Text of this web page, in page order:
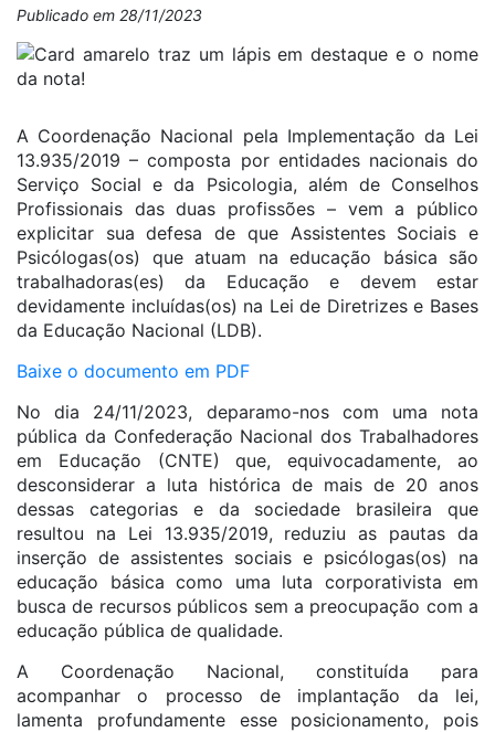
Publicado em 28/11/2023
A Coordenação Nacional pela Implementação da Lei
13.935/2019 – composta por entidades nacionais do
Serviço Social e da Psicologia, além de Conselhos
Profissionais das duas profissões – vem a público
explicitar sua defesa de que Assistentes Sociais e
Psicólogas(os) que atuam na educação básica são
trabalhadoras(es) da Educação e devem estar
devidamente incluídas(os) na Lei de Diretrizes e Bases
da Educação Nacional (LDB).
Baixe o documento em PDF
No dia 24/11/2023, deparamo-nos com uma nota
pública da Confederação Nacional dos Trabalhadores
em Educação (CNTE) que, equivocadamente, ao
desconsiderar a luta histórica de mais de 20 anos
dessas categorias e da sociedade brasileira que
resultou na Lei 13.935/2019, reduziu as pautas da
inserção de assistentes sociais e psicólogas(os) na
educação básica como uma luta corporativista em
busca de recursos públicos sem a preocupação com a
educação pública de qualidade.
A Coordenação Nacional, constituída para
acompanhar o processo de implantação da lei,
lamenta profundamente esse posicionamento, pois